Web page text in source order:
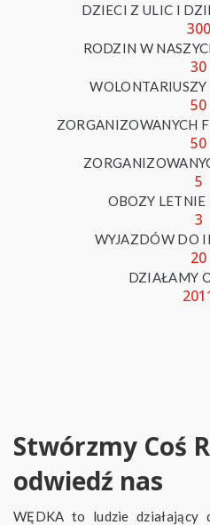
DZIECI Z ULIC I
300
RODZIN W
30
50
ZORGANIZOWANYCH
50
5
OBOZY
3
WYJAZDÓW DO
20
DZIAŁAMY
Stwórzmy Coś
odwiedź nas
WĘDKA to ludzie działający